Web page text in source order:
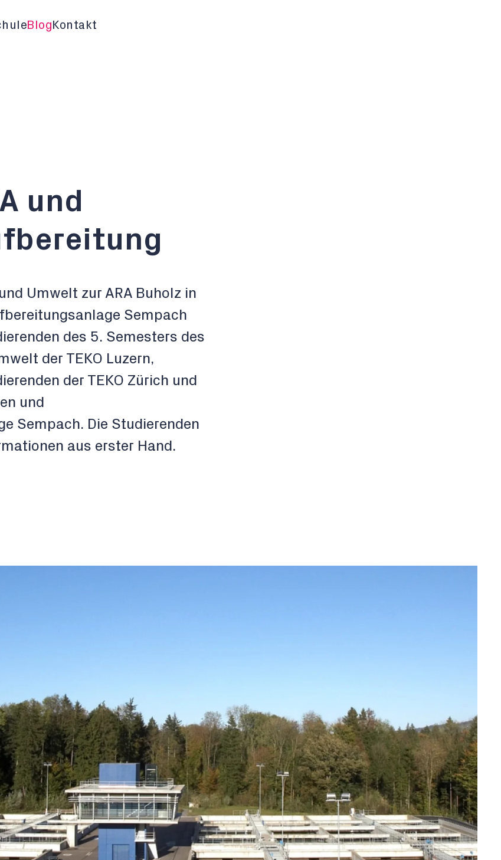
Blog Kontakt
und
Umwelt zur ARA Buholz in
Sempach
des 5. Semesters des
der TEKO Luzern,
der TEKO Zürich und
und
Sempach. Die Studierenden
aus erster Hand.